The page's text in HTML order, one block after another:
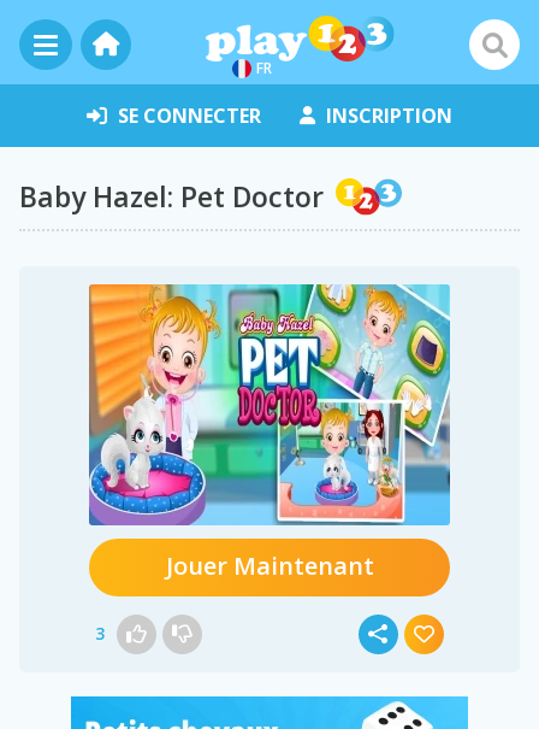
FR
SE CONNECTER INSCRIPTION
Baby Hazel: Pet Doctor
Jouer Maintenant
3